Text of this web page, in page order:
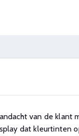
van de klant
dat kleurtinten